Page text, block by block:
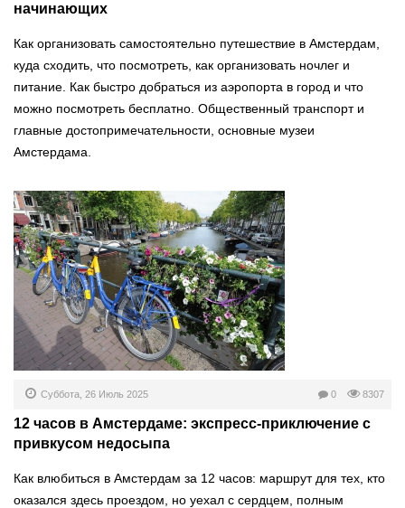
начинающих
Как организовать самостоятельно путешествие в Амстердам,
куда сходить, что посмотреть, как организовать ночлег и
питание. Как быстро добраться из аэропорта в город и что
можно посмотреть бесплатно. Общественный транспорт и
главные достопримечательности, основные музеи
Амстердама.
Суббота, 26 Июль 2025 8307
0
12 часов в Амстердаме: экспресс-приключение с
привкусом недосыпа
Как влюбиться в Амстердам за 12 часов: маршрут для тех, кто
оказался здесь проездом, но уехал с сердцем, полным